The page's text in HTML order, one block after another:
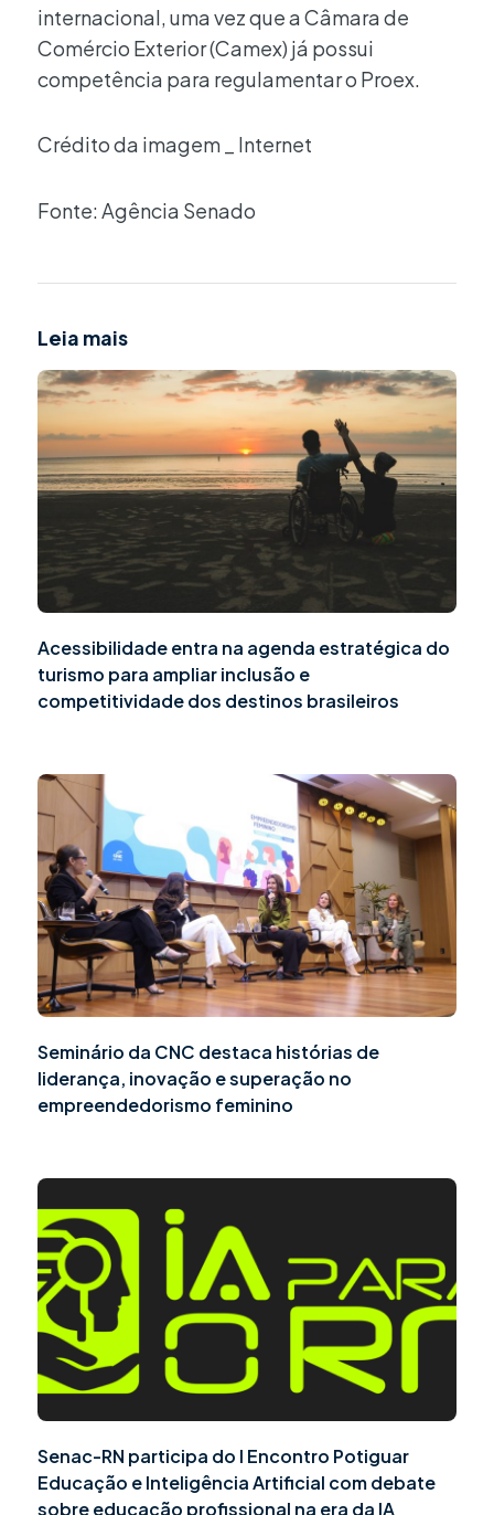
internacional, uma vez que a Câmara de
Comércio Exterior (Camex) já possui
competência para regulamentar o Proex.
Crédito da imagem _ Internet
Fonte: Agência Senado
Leia mais
Acessibilidade entra na agenda estratégica do
turismo para ampliar inclusão e
competitividade dos destinos brasileiros
Seminário da CNC destaca histórias de
liderança, inovação e superação no
empreendedorismo feminino
Senac-RN participa do I Encontro Potiguar
Educação e Inteligência Artificial com debate
sobre educação profissional na era da IA